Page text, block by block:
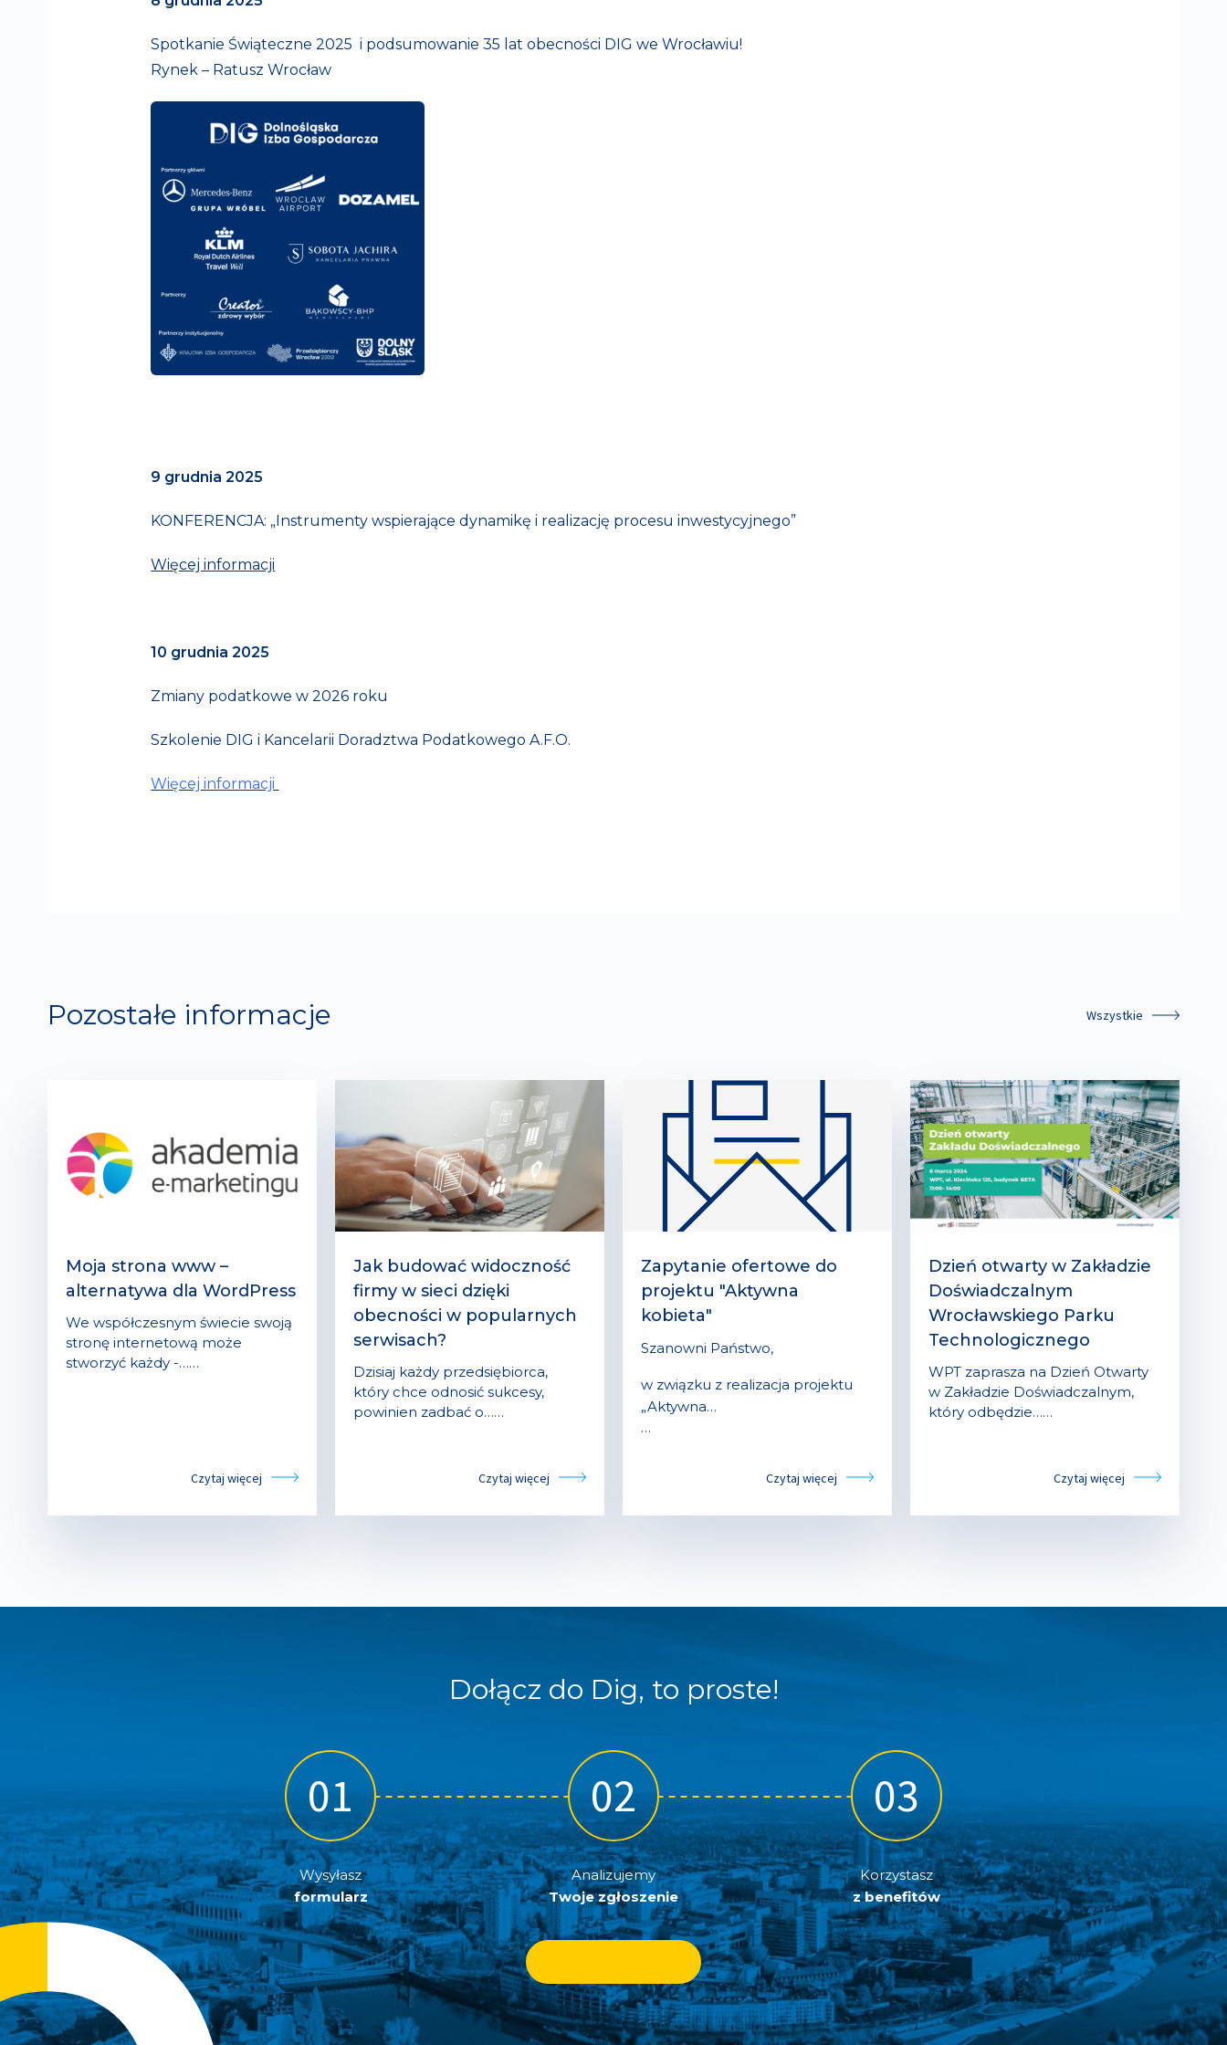
Spotkanie Świąteczne 2025 i podsumowanie 35 lat obecności DIG we Wrocławiu!
Rynek – Ratusz Wrocław
9 grudnia 2025
KONFERENCJA: „Instrumenty wspierające dynamikę i realizację procesu inwestycyjnego”
Więcej informacji
10 grudnia 2025
Zmiany podatkowe w 2026 roku
Szkolenie DIG i Kancelarii Doradztwa Podatkowego A.F.O.
Więcej informacji
Pozostałe informacje Wszystkie
Moja strona www –
alternatywa dla WordPress
We współczesnym świecie swoją
stronę internetową może
stworzyć każdy -……
Czytaj więcej
Jak budować widoczność
firmy w sieci dzięki
obecności w popularnych
serwisach?
Dzisiaj każdy przedsiębiorca,
który chce odnosić sukcesy,
powinien zadbać o……
Czytaj więcej
Zapytanie ofertowe do
projektu "Aktywna
kobieta"
Szanowni Państwo,
w związku z realizacja projektu
„Aktywna…
…
Czytaj więcej
Dzień otwarty w Zakładzie
Doświadczalnym
Wrocławskiego Parku
Technologicznego
WPT zaprasza na Dzień Otwarty
w Zakładzie Doświadczalnym,
który odbędzie……
Czytaj więcej
Dołącz do Dig, to proste!
Wysyłasz
formularz
Analizujemy
Twoje zgłoszenie
Korzystasz
z benefitów